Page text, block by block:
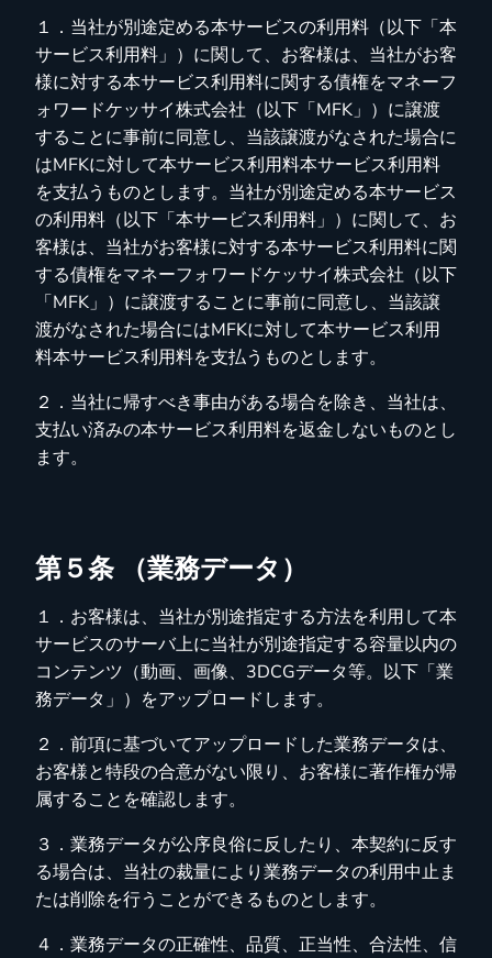
１．当社が別途定める本サービスの利用料（以下「本
サービス利用料」）に関して、お客様は、当社がお客
様に対する本サービス利用料に関する債権をマネーフ
ォワードケッサイ株式会社（以下「MFK」）に譲渡
することに事前に同意し、当該譲渡がなされた場合に
はMFKに対して本サービス利用料本サービス利用料
を支払うものとします。当社が別途定める本サービス
の利用料（以下「本サービス利用料」）に関して、お
客様は、当社がお客様に対する本サービス利用料に関
する債権をマネーフォワードケッサイ株式会社（以下
「MFK」）に譲渡することに事前に同意し、当該譲
渡がなされた場合にはMFKに対して本サービス利用
料本サービス利用料を支払うものとします。
２．当社に帰すべき事由がある場合を除き、当社は、
支払い済みの本サービス利用料を返金しないものとし
ます。
第５条 （業務データ）
１．お客様は、当社が別途指定する方法を利用して本
サービスのサーバ上に当社が別途指定する容量以内の
コンテンツ（動画、画像、3DCGデータ等。以下「業
務データ」）をアップロードします。
２．前項に基づいてアップロードした業務データは、
お客様と特段の合意がない限り、お客様に著作権が帰
属することを確認します。
３．業務データが公序良俗に反したり、本契約に反す
る場合は、当社の裁量により業務データの利用中止ま
たは削除を行うことができるものとします。
４．業務データの正確性、品質、正当性、合法性、信